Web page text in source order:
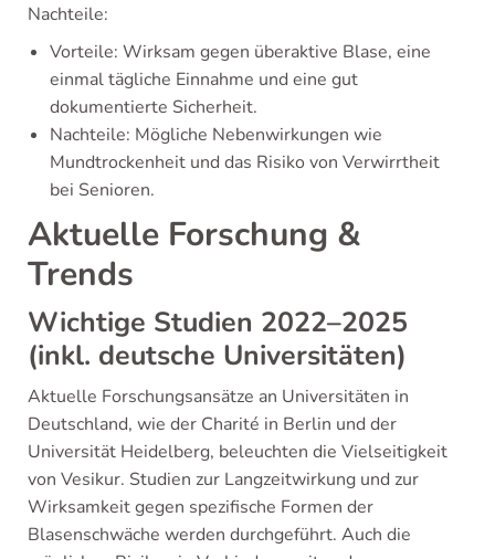
Nachteile:
Vorteile: Wirksam gegen überaktive Blase, eine
einmal tägliche Einnahme und eine gut
dokumentierte Sicherheit.
Nachteile: Mögliche Nebenwirkungen wie
Mundtrockenheit und das Risiko von Verwirrtheit
bei Senioren.
Aktuelle Forschung &
Trends
Wichtige Studien 2022–2025
(inkl. deutsche Universitäten)
Aktuelle Forschungsansätze an Universitäten in
Deutschland, wie der Charité in Berlin und der
Universität Heidelberg, beleuchten die Vielseitigkeit
von Vesikur. Studien zur Langzeitwirkung und zur
Wirksamkeit gegen spezifische Formen der
Blasenschwäche werden durchgeführt. Auch die